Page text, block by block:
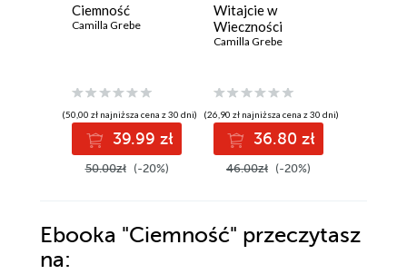
Ciemność
Camilla Grebe
(50,00 zł najniższa cena z 30 dni)
39.99 zł
50.00zł (-20%)
Witajcie w
Wieczności
Camilla Grebe
(26,90 zł najniższa cena z 30 dni)
36.80 zł
46.00zł (-20%)
Ebooka "Ciemność" przeczytasz
na: